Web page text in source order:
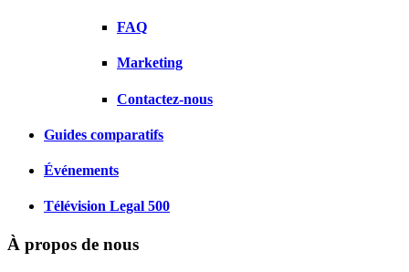
FAQ
Marketing
Contactez-nous
Guides comparatifs
Événements
Télévision Legal 500
À propos de nous